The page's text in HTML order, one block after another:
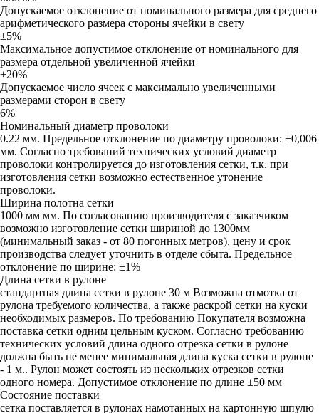
Допускаемое отклонение от номинального размера для среднего
арифметического размера стороны ячейки в свету
±5%
Максимальное допустимое отклонение от номинального для
размера отдельной увеличенной ячейки
±20%
Допускаемое число ячеек с максимально увеличенными
размерами сторон в свету
6%
Номинальный диаметр проволоки
0.22 мм. Предельное отклонение по диаметру проволоки: ±0,006
мм. Согласно требований технических условий диаметр
проволоки контролируется до изготовления сетки, т.к. при
изготовления сетки возможно естественное утонение
проволоки.
Ширина полотна сетки
1000 мм мм. По согласованию производителя с заказчиком
возможно изготовление сетки шириной до 1300мм
(минимальный заказ - от 80 погонных метров), цену и срок
производства следует уточнить в отделе сбыта. Предельное
отклонение по ширине: ±1%
Длина сетки в рулоне
стандартная длина сетки в рулоне 30 м Возможна отмотка от
рулона требуемого количества, а также раскрой сетки на куски
необходимых размеров. По требованию Покупателя возможна
поставка сетки одним цельным куском. Согласно требованию
технических условий длина одного отрезка сетки в рулоне
должна быть не менее минимальная длина куска сетки в рулоне
- 1 м.. Рулон может состоять из нескольких отрезков сетки
одного номера. Допустимое отклонение по длине ±50 мм
Состояние поставки
сетка поставляется в рулонах намотанных на картонную шпулю